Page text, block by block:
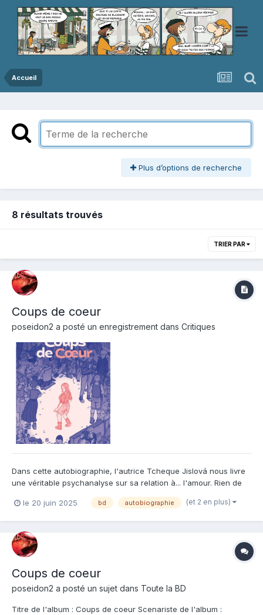
Accueil
Plus d’options de recherche
8 résultats trouvés
TRIER PAR
Coups de coeur
poseidon2 a posté un enregistrement dans Critiques
Dans cette autobiographie, l'autrice Tcheque Jislová nous livre
une véritable psychanalyse sur sa relation à... l'amour. Rien de
mais qui est encore plus prégnant chez Štěpánka vu... ce que
le 20 juin 2025 bd autobiographie (et 2 en plus)
Coups de coeur
poseidon2 a posté un sujet dans Toute la BD
Titre de l'album : Coups de coeur Scenariste de l'album :